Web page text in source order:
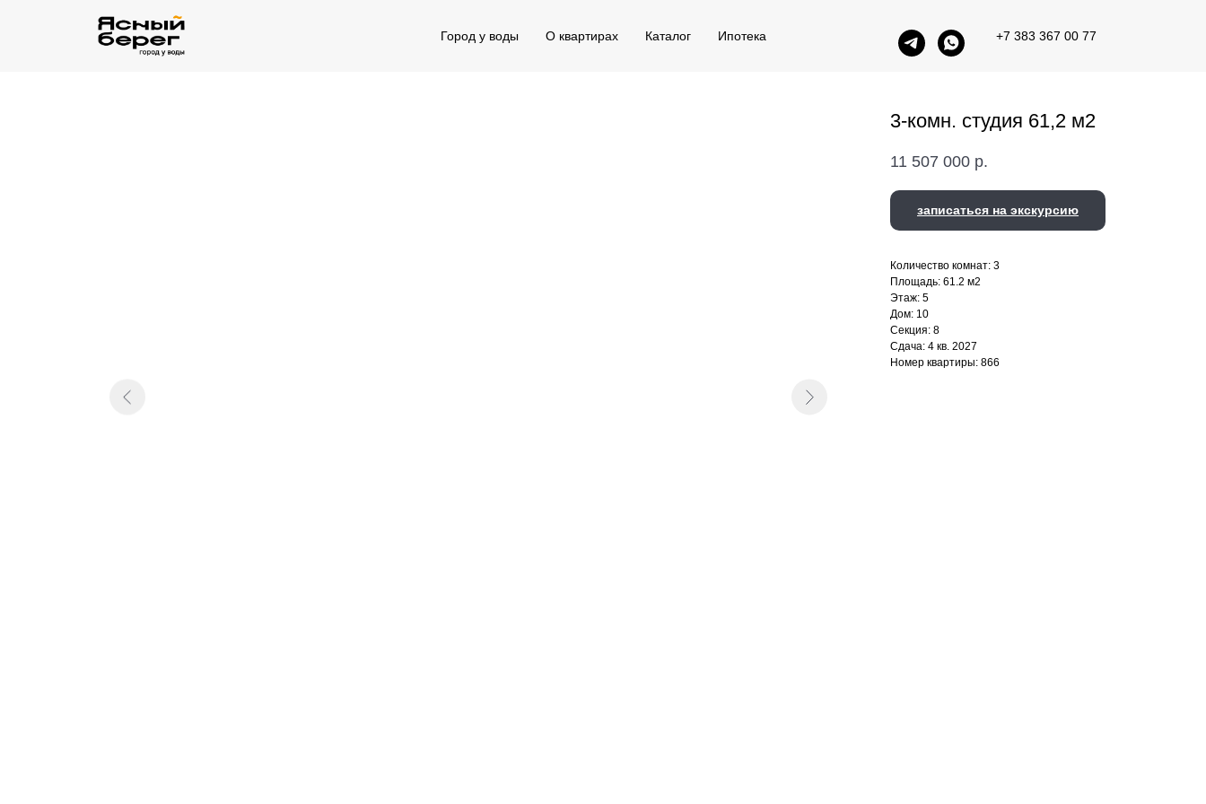
Город у воды О квартирах Каталог Ипотека +7 383 367 00 77
3-комн. студия 61,2 м2
11 507 000 р.
записаться на экскурсию
Количество комнат: 3
Площадь: 61.2 м2
Этаж: 5
Дом: 10
Секция: 8
Сдача: 4 кв. 2027
Номер квартиры: 866